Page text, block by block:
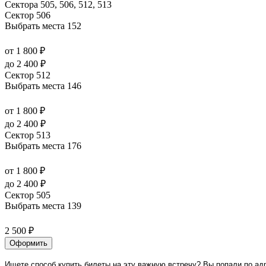
Сектора 505, 506, 512, 513
Сектор 506
Выбрать места 152
от 1 800 ₽
до 2 400 ₽
Сектор 512
Выбрать места 146
от 1 800 ₽
до 2 400 ₽
Сектор 513
Выбрать места 176
от 1 800 ₽
до 2 400 ₽
Сектор 505
Выбрать места 139
2 500 ₽
Оформить